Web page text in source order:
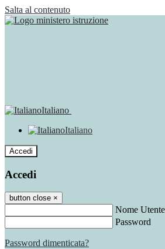
Salta al contenuto
Italiano
Italiano
Accedi
Accedi
button close ×
Nome Utente
Password
Password dimenticata?